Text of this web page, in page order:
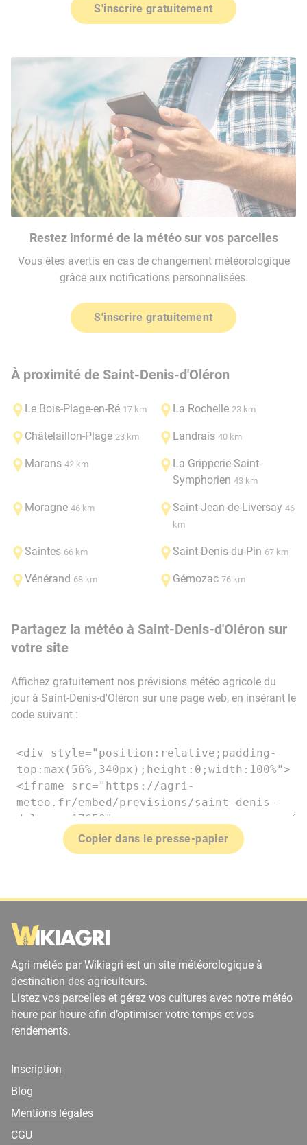
S'inscrire gratuitement
Restez informé de la météo sur vos parcelles
Vous êtes avertis en cas de changement météorologique
grâce aux notifications personnalisées.
S'inscrire gratuitement
À proximité de Saint-Denis-d'Oléron
Le Bois-Plage-en-Ré 17 km La Rochelle 23 km
Châtelaillon-Plage 23 km Landrais 40 km
Marans 42 km
La Gripperie-Saint-
Symphorien 43 km
Moragne 46 km Saint-Jean-de-Liversay 46
km
Saintes 66 km Saint-Denis-du-Pin 67 km
Vénérand 68 km Gémozac 76 km
Partagez la météo à Saint-Denis-d'Oléron sur
votre site
Affichez gratuitement nos prévisions météo agricole du
jour à Saint-Denis-d'Oléron sur une page web, en insérant le
code suivant :
Copier dans le presse-papier
Agri météo par Wikiagri est un site météorologique à
destination des agriculteurs.
Listez vos parcelles et gérez vos cultures avec notre météo
heure par heure afin d’optimiser votre temps et vos
rendements.
Inscription
Blog
Mentions légales
CGU